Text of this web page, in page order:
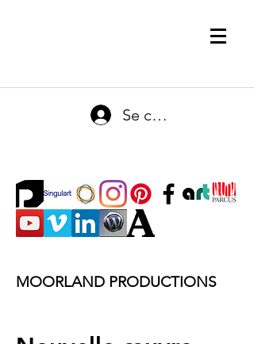
Se connecter
MOORLAND PRODUCTIONS